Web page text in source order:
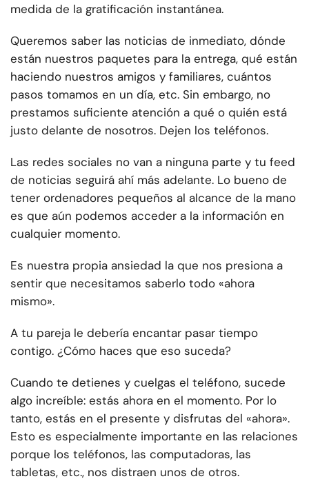
medida de la gratificación instantánea.
Queremos saber las noticias de inmediato, dónde
están nuestros paquetes para la entrega, qué están
haciendo nuestros amigos y familiares, cuántos
pasos tomamos en un día, etc. Sin embargo, no
prestamos suficiente atención a qué o quién está
justo delante de nosotros. Dejen los teléfonos.
Las redes sociales no van a ninguna parte y tu feed
de noticias seguirá ahí más adelante. Lo bueno de
tener ordenadores pequeños al alcance de la mano
es que aún podemos acceder a la información en
cualquier momento.
Es nuestra propia ansiedad la que nos presiona a
sentir que necesitamos saberlo todo «ahora
mismo».
A tu pareja le debería encantar pasar tiempo
contigo. ¿Cómo haces que eso suceda?
Cuando te detienes y cuelgas el teléfono, sucede
algo increíble: estás ahora en el momento. Por lo
tanto, estás en el presente y disfrutas del «ahora».
Esto es especialmente importante en las relaciones
porque los teléfonos, las computadoras, las
tabletas, etc., nos distraen unos de otros.